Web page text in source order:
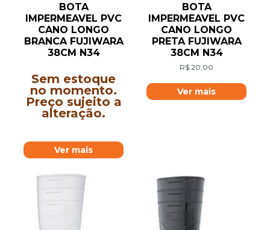
BOTA
IMPERMEAVEL PVC
CANO LONGO
BRANCA FUJIWARA
38CM N34
Sem estoque
no momento.
Preço sujeito a
alteração.
Ver mais
BOTA
IMPERMEAVEL PVC
CANO LONGO
PRETA FUJIWARA
38CM N34
R$ 20,00
Ver mais